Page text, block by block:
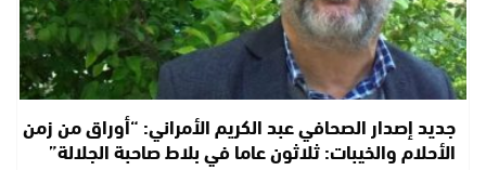
جديد إصدار الصحافي عبد الكريم الأمراني: “أوراق من زمن
الأحلام والخيبات: ثلاثون عاما في بلاط صاحبة الجلالة”